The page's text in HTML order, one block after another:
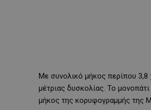
Με συνολικό μήκος περίπου 3,8
μέτριας δυσκολίας. Το
μήκος της κορυφογραμμής της